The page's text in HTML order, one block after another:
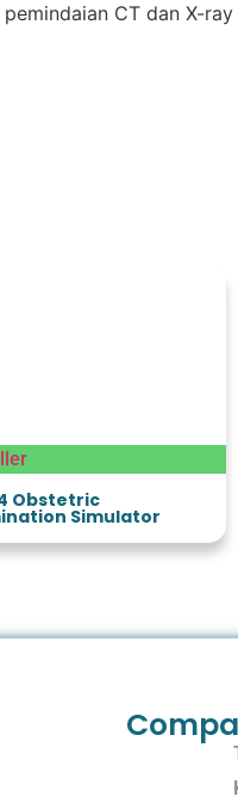
CT dan X-
Obstetric
Simulator